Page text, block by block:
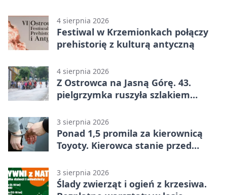
4 sierpnia 2026
Festiwal w Krzemionkach połączy
prehistorię z kulturą antyczną
4 sierpnia 2026
Z Ostrowca na Jasną Górę. 43.
pielgrzymka ruszyła szlakiem
3 sierpnia 2026
Ponad 1,5 promila za kierownicą
Toyoty. Kierowca stanie przed
3 sierpnia 2026
Ślady zwierząt i ogień z krzesiwa.